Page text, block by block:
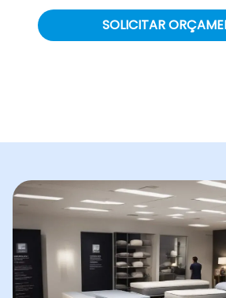
SOLICITAR